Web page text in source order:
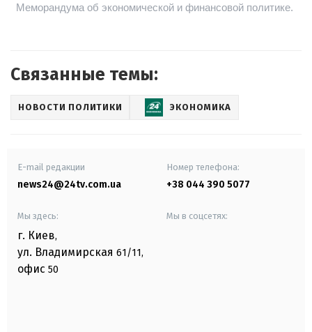
Меморандума об экономической и финансовой политике.
Связанные темы:
НОВОСТИ ПОЛИТИКИ ЭКОНОМИКА
E-mail редакции
news24@24tv.com.ua
Номер телефона:
+38 044 390 5077
Мы здесь:
г. Киев,
ул. Владимирская 61/11,
офис 50
Мы в соцсетях: